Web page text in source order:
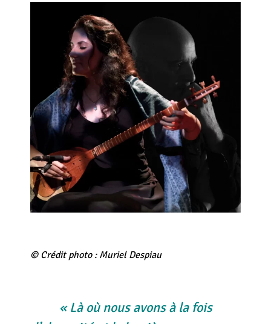
© Crédit photo : Muriel Despiau
« Là où nous avons à la fois